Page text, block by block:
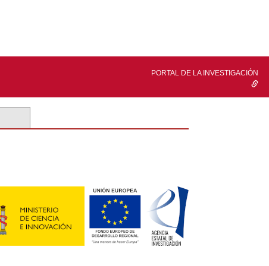
PORTAL DE LA INVESTIGACIÓN